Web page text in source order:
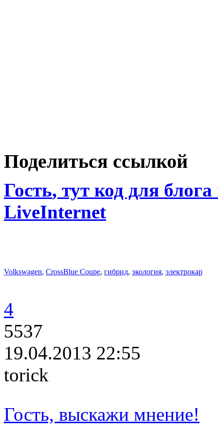
Поделиться ссылкой
Гость, тут код для
LiveInternet
Volkswagen, CrossBlue Coupe, гибрид, экология, электрокар
4
5537
19.04.2013 22:55
torick
Гость, выскажи мнение!